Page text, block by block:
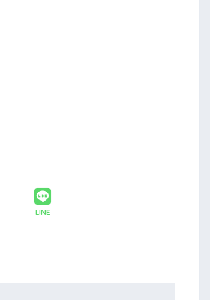
LINE